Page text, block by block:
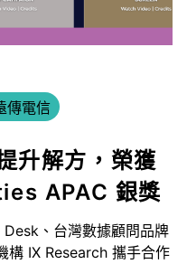
傳電信
升解方，榮獲
APAC 銀獎
、台灣數據顧問品牌
構 IX Research 攜手合作